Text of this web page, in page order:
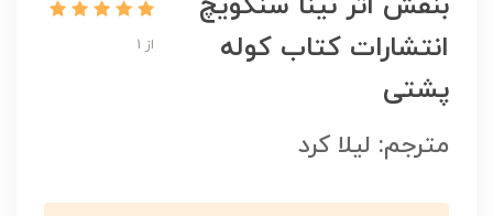
انتشارات کتاب کوله
پشتی
از 1
مترجم: لیلا کرد